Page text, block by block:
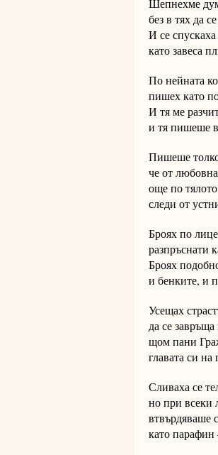
Шепнехме
без в тях да
И се
като завеса
По нейната
пишех като
И тя ме
и тя пишеше
Пишеше
че от
още по
следи от
Броях по
разпръснати
Броях
и бенките, и
Усещах
да се
щом пани
главата си
Сливаха се
но при всеки
втвърдяваше
като парафин